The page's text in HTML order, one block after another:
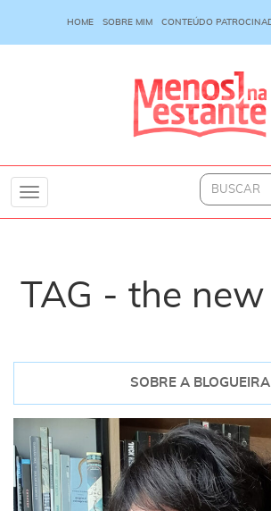
HOME SOBRE MIM CONTEÚDO
Toggle
TAG - the
SOBRE A BLOGUEIRA